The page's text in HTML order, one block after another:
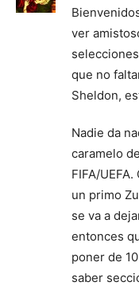
ver
que no
Sheldon,
Nadie da
caramelo
FIFA/
un primo
se va a
entonces
poner de
saber